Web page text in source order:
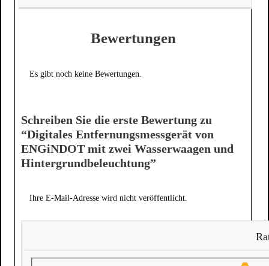
Bewertungen
Es gibt noch keine Bewertungen.
Schreiben Sie die erste Bewertung zu
“Digitales Entfernungsmessgerät von
ENGiNDOT mit zwei Wasserwaagen und
Hintergrundbeleuchtung”
Ihre E-Mail-Adresse wird nicht veröffentlicht.